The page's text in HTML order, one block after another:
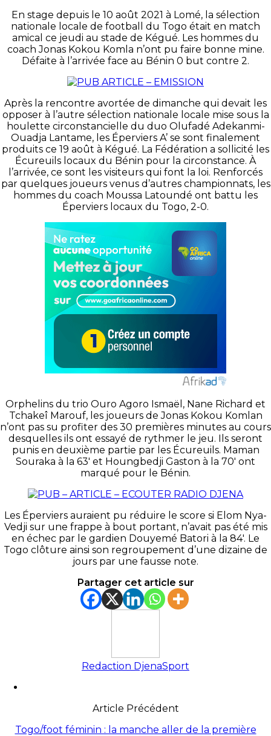
En stage depuis le 10 août 2021 à Lomé, la sélection
nationale locale de football du Togo était en match
amical ce jeudi au stade de Kégué. Les hommes du
coach Jonas Kokou Komla n’ont pu faire bonne mine.
Défaite à l’arrivée face au Bénin 0 but contre 2.
Après la rencontre avortée de dimanche qui devait les
opposer à l’autre sélection nationale locale mise sous la
houlette circonstancielle du duo Olufadé Adekanmi-
Ouadja Lantame, les Éperviers A’ se sont finalement
produits ce 19 août à Kégué. La Fédération a sollicité les
Écureuils locaux du Bénin pour la circonstance. À
l’arrivée, ce sont les visiteurs qui font la loi. Renforcés
par quelques joueurs venus d’autres championnats, les
hommes du coach Moussa Latoundé ont battu les
Éperviers locaux du Togo, 2-0.
Orphelins du trio Ouro Agoro Ismaël, Nane Richard et
Tchakeî Marouf, les joueurs de Jonas Kokou Komlan
n’ont pas su profiter des 30 premières minutes au cours
desquelles ils ont essayé de rythmer le jeu. Ils seront
punis en deuxième partie par les Écureuils. Maman
Souraka à la 63′ et Houngbedji Gaston à la 70′ ont
marqué pour le Bénin.
Les Éperviers auraient pu réduire le score si Elom Nya-
Vedji sur une frappe à bout portant, n’avait pas été mis
en échec par le gardien Douyemé Batori à la 84′. Le
Togo clôture ainsi son regroupement d’une dizaine de
jours par une fausse note.
Partager cet article sur
Redaction DjenaSport
Article Précédent
Togo/foot féminin : la manche aller de la première